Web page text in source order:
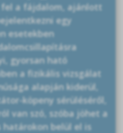
a fájdalom, ajánlott
egy
esetekben
gyorsan ható
a fizikális vizsgálat
alapján kiderül,
köpeny sérüléséről,
van szó, szóba jöhet a
belül el is